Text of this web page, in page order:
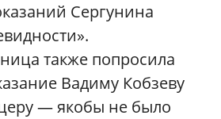
Сергунина
также попросила
Вадиму Кобзеву
— якобы не было